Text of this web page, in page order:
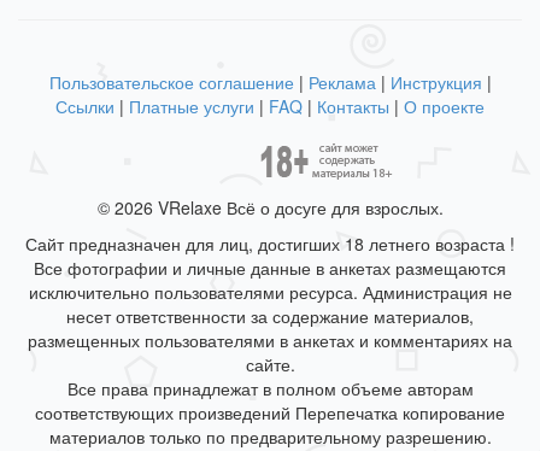
Пользовательское соглашение | Реклама| Инструкция |
Ссылки | Платные услуги | FAQ | Контакты | О проекте
© 2026 VRelaxe Всё о досуге для взрослых.
Сайт предназначен для лиц, достигших 18 летнего возраста !
Все фотографии и личные данные в анкетах размещаются
исключительно пользователями ресурса. Администрация не
несет ответственности за содержание материалов,
размещенных пользователями в анкетах и комментариях на
сайте.
Все права принадлежат в полном объеме авторам
соответствующих произведений Перепечатка копирование
материалов только по предварительному разрешению.